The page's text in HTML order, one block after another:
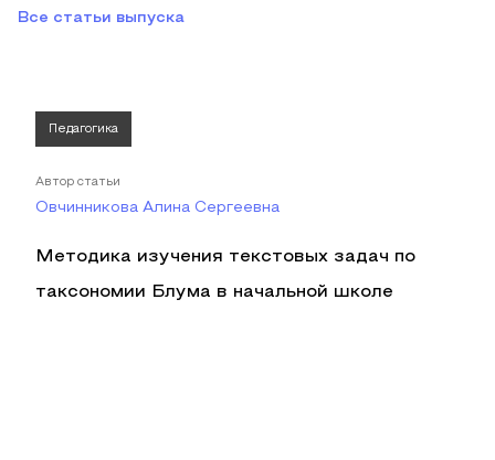
Все статьи выпуска
Педагогика
Автор статьи
Овчинникова Алина Сергеевна
Методика изучения текстовых задач по
таксономии Блума в начальной школе